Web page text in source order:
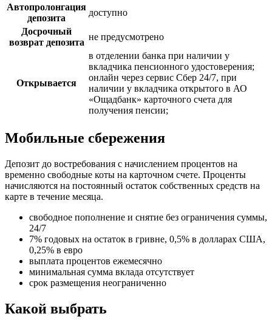
Автопролонгация
депозита
доступно
Досрочный
возврат депозита
не предусмотрено
Открывается
в отделении банка при наличии у
вкладчика пенсионного удостоверения;
онлайн через сервис Сбер 24/7, при
наличии у вкладчика открытого в АО
«Ощадбанк» карточного счета для
получения пенсии;
Мобильные сбережения
Депозит до востребования с начислением процентов на
временно свободные коты на карточном счете. Проценты
начисляются на постоянный остаток собственных средств на
карте в течение месяца.
свободное пополнение и снятие без ограничения суммы,
24/7
7% годовых на остаток в гривне, 0,5% в долларах США,
0,25% в евро
выплата процентов ежемесячно
минимальная сумма вклада отсутствует
срок размещения неограниченно
Какой выбрать